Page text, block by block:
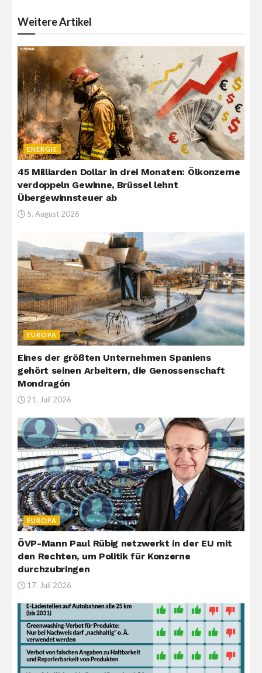
WeitereArtikel
ENERGIE
45 Milliarden Dollar in drei Monaten: Ölkonzerne
verdoppeln Gewinne, Brüssel lehnt
Übergewinnsteuer ab
5. August 2026
EUROPA
Eines der größten Unternehmen Spaniens
gehört seinen Arbeitern, die Genossenschaft
Mondragón
21. Juli 2026
EUROPA
ÖVP-Mann Paul Rübig netzwerkt in der EU mit
den Rechten, um Politik für Konzerne
durchzubringen
17. Juli 2026